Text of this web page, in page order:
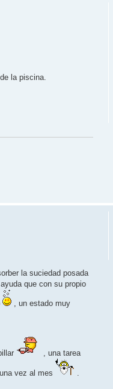
la piscina.
la suciedad posada
que con su propio
, un estado muy
, una tarea
vez al mes